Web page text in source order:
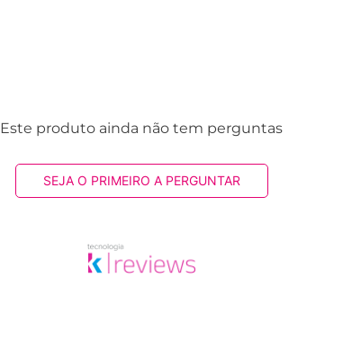
Este produto ainda não tem perguntas
SEJA O PRIMEIRO A PERGUNTAR